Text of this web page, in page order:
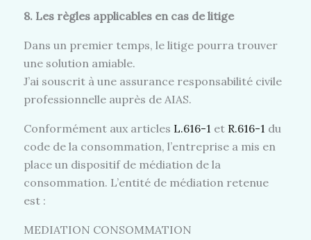
8. Les règles applicables en cas de litige
Dans un premier temps, le litige pourra trouver
une solution amiable.
J’ai souscrit à une assurance responsabilité civile
professionnelle auprès de AIAS.
Conformément aux articles L.616-1 et R.616-1 du
code de la consommation, l’entreprise a mis en
place un dispositif de médiation de la
consommation. L’entité de médiation retenue
est :
MEDIATION CONSOMMATION